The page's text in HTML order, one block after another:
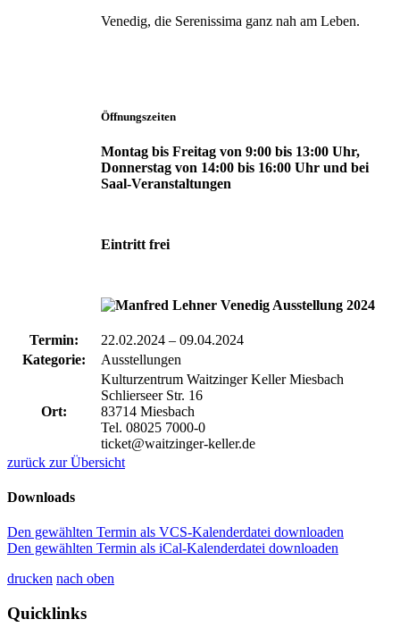
Venedig, die Serenissima ganz nah am Leben.
Öffnungszeiten
Montag bis Freitag von 9:00 bis 13:00 Uhr,
Donnerstag von 14:00 bis 16:00 Uhr und bei
Saal-Veranstaltungen
Eintritt frei
Termin: 22.02.2024 – 09.04.2024
Kategorie:
Ausstellungen
Ort:
Kulturzentrum Waitzinger Keller Miesbach
Schlierseer Str. 16
83714 Miesbach
Tel. 08025 7000-0
ticket@waitzinger-keller.de
zurück zur Übersicht
Downloads
Den gewählten Termin als VCS-Kalenderdatei downloaden
Den gewählten Termin als iCal-Kalenderdatei downloaden
drucken nach oben
Quicklinks